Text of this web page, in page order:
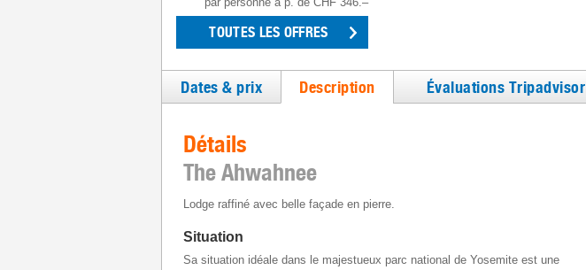
TOUTES LES OFFRES
Dates & prix Description Évaluations Tripadvisor
Détails
The Ahwahnee
Lodge raffiné avec belle façade en pierre.
Situation
Sa situation idéale dans le majestueux parc national de Yosemite est une